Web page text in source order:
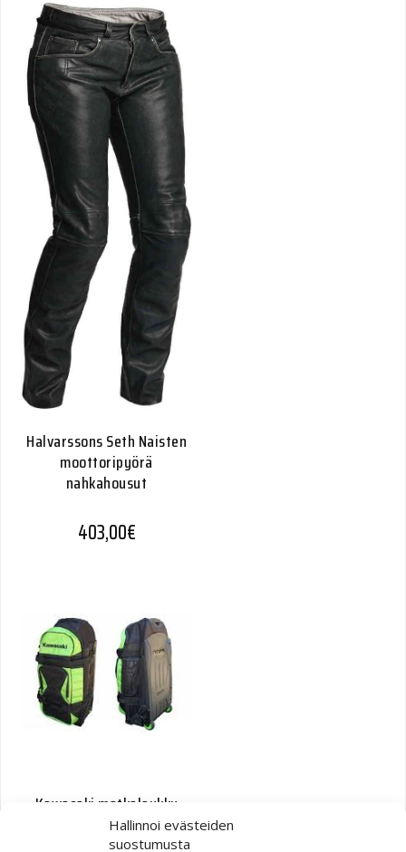
Hallinnoi evästeiden
suostumusta
Halvarssons Seth Naisten
moottoripyörä
nahkahousut
403,00€
Kawasaki matkalaukku